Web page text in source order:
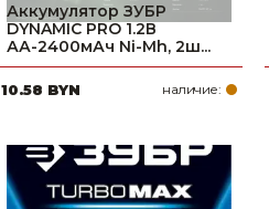
Аккумулятор ЗУБР
DYNAMIC PRO 1.2В
АА-2400мАч Ni-Mh, 2ш...
10.58 BYN наличие: